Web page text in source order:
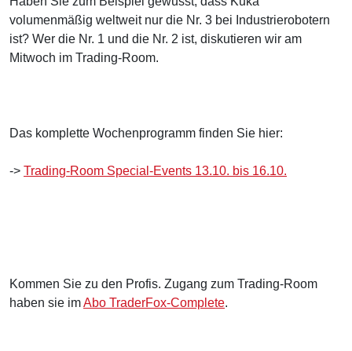
volumenmäßig weltweit nur die Nr. 3 bei Industrierobotern
ist? Wer die Nr. 1 und die Nr. 2 ist, diskutieren wir am
Mitwoch im Trading-Room.
Das komplette Wochenprogramm finden Sie hier:
-> Trading-Room Special-Events 13.10. bis 16.10.
Kommen Sie zu den Profis. Zugang zum Trading-Room
haben sie imAbo TraderFox-Complete.